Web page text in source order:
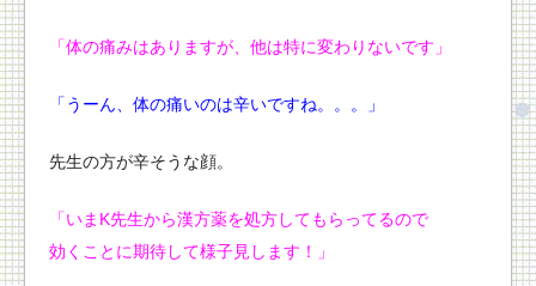
「体の痛みはありますが、他は特に変わりないです」
「うーん、体の痛いのは辛いですね。。。」
先生の方が辛そうな顔。
「いまK先生から漢方薬を処方してもらってるので
効くことに期待して様子見します！」